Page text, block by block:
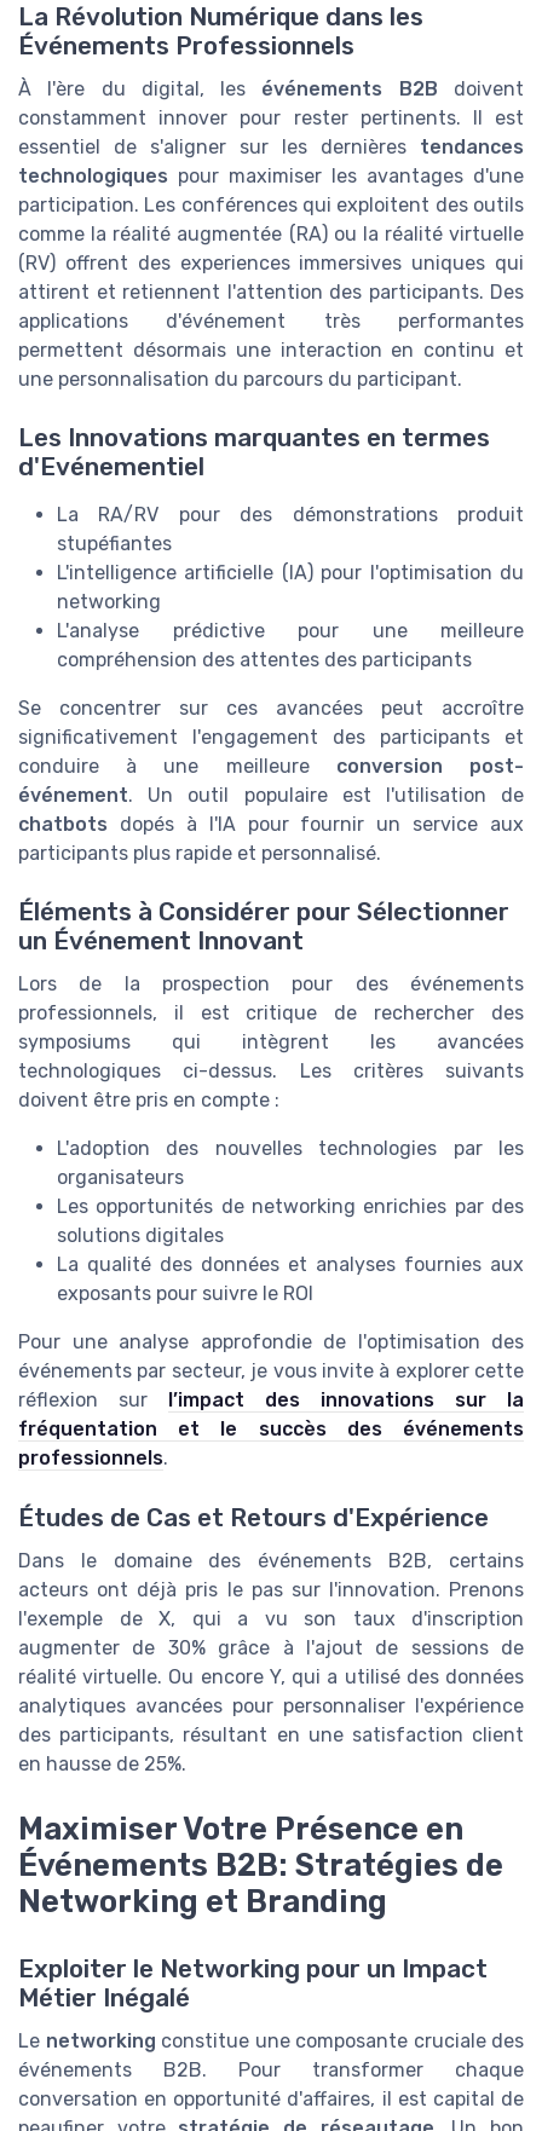
La Révolution Numérique dans les
Événements Professionnels
À l'ère du digital, les événements B2B doivent
constamment innover pour rester pertinents. Il est
essentiel de s'aligner sur les dernières tendances
technologiques pour maximiser les avantages d'une
participation. Les conférences qui exploitent des outils
comme la réalité augmentée (RA) ou la réalité virtuelle
(RV) offrent des experiences immersives uniques qui
attirent et retiennent l'attention des participants. Des
applications d'événement très performantes
permettent désormais une interaction en continu et
une personnalisation du parcours du participant.
Les Innovations marquantes en termes
d'Evénementiel
La RA/RV pour des démonstrations produit
stupéfiantes
L'intelligence artificielle (IA) pour l'optimisation du
networking
L'analyse prédictive pour une meilleure
compréhension des attentes des participants
Se concentrer sur ces avancées peut accroître
significativement l'engagement des participants et
conduire à une meilleure conversion post-
événement. Un outil populaire est l'utilisation de
chatbots dopés à l'IA pour fournir un service aux
participants plus rapide et personnalisé.
Éléments à Considérer pour Sélectionner
un Événement Innovant
Lors de la prospection pour des événements
professionnels, il est critique de rechercher des
symposiums qui intègrent les avancées
technologiques ci-dessus. Les critères suivants
doivent être pris en compte :
L'adoption des nouvelles technologies par les
organisateurs
Les opportunités de networking enrichies par des
solutions digitales
La qualité des données et analyses fournies aux
exposants pour suivre le ROI
Pour une analyse approfondie de l'optimisation des
événements par secteur, je vous invite à explorer cette
réflexion sur
l’impact des innovations sur la
fréquentation et le succès des événements
professionnels.
Études de Cas et Retours d'Expérience
Dans le domaine des événements B2B, certains
acteurs ont déjà pris le pas sur l'innovation. Prenons
l'exemple de X, qui a vu son taux d'inscription
augmenter de 30% grâce à l'ajout de sessions de
réalité virtuelle. Ou encore Y, qui a utilisé des données
analytiques avancées pour personnaliser l'expérience
des participants, résultant en une satisfaction client
en hausse de 25%.
Maximiser Votre Présence en
Événements B2B: Stratégies de
Networking et Branding
Exploiter le Networking pour un Impact
Métier Inégalé
Le networking constitue une composante cruciale des
événements B2B. Pour transformer chaque
conversation en opportunité d'affaires, il est capital de